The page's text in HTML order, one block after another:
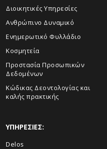
Διοικητικές Υπηρεσίες
Ανθρώπινο Δυναμικό
Ενημερωτικό Φυλλάδιο
Κοσμητεία
Προστασία Προσωπικών
Δεδομένων
Κώδικας Δεοντολογίας και
καλής πρακτικής
ΥΠΗΡΕΣΙΕΣ:
Delos